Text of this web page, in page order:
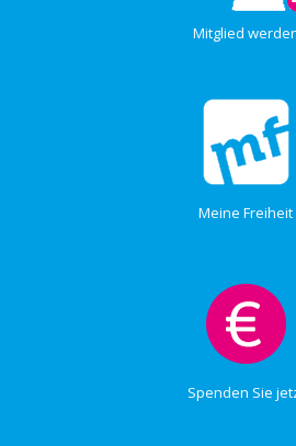
Mitglied
Meine Freiheit
Spenden Sie